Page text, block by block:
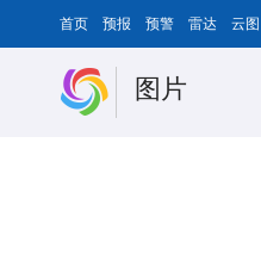
首页 预报 预警 雷达 云图
图片